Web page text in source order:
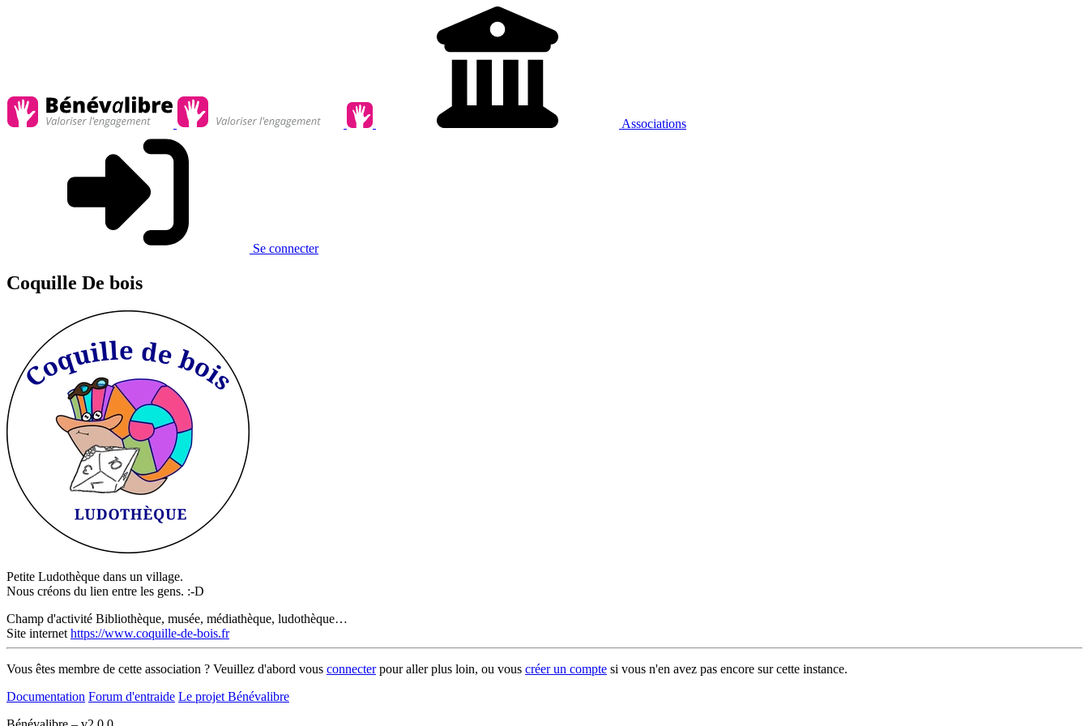
Associations
Se connecter
Coquille De bois
Petite Ludothèque dans un village.
Nous créons du lien entre les gens. :-D
Champ d'activité Bibliothèque, musée, médiathèque, ludothèque…
Site internet https://www.coquille-de-bois.fr
Vous êtes membre de cette association ? Veuillez d'abord vous connecterpour aller plus loin, ou vous créer un compte si vous n'en avez pas encore sur cette instance.
Documentation Forum d'entraide Le projet Bénévalibre